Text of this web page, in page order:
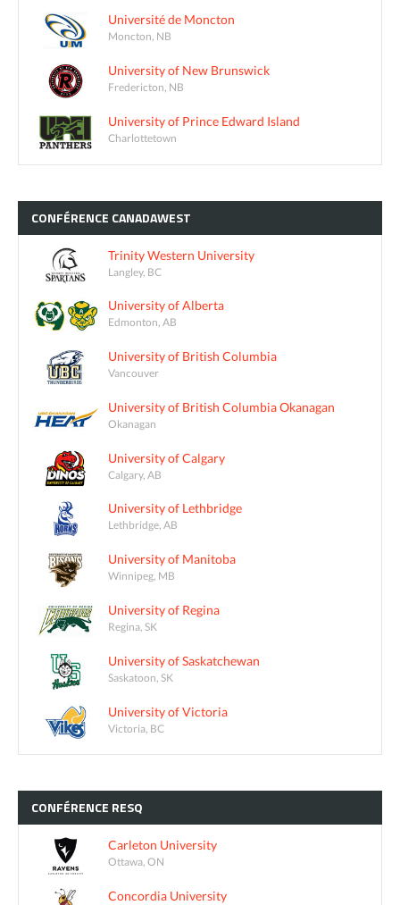
Université de Moncton
Moncton, NB
University of New Brunswick
Fredericton, NB
University of Prince Edward Island
Charlottetown
CONFÉRENCE CANADAWEST
Trinity Western University
Langley, BC
University of Alberta
Edmonton, AB
University of British Columbia
Vancouver
University of British Columbia Okanagan
Okanagan
University of Calgary
Calgary, AB
University of Lethbridge
Lethbridge, AB
University of Manitoba
Winnipeg, MB
University of Regina
Regina, SK
University of Saskatchewan
Saskatoon, SK
University of Victoria
Victoria, BC
CONFÉRENCE RESQ
Carleton University
Ottawa, ON
Concordia University